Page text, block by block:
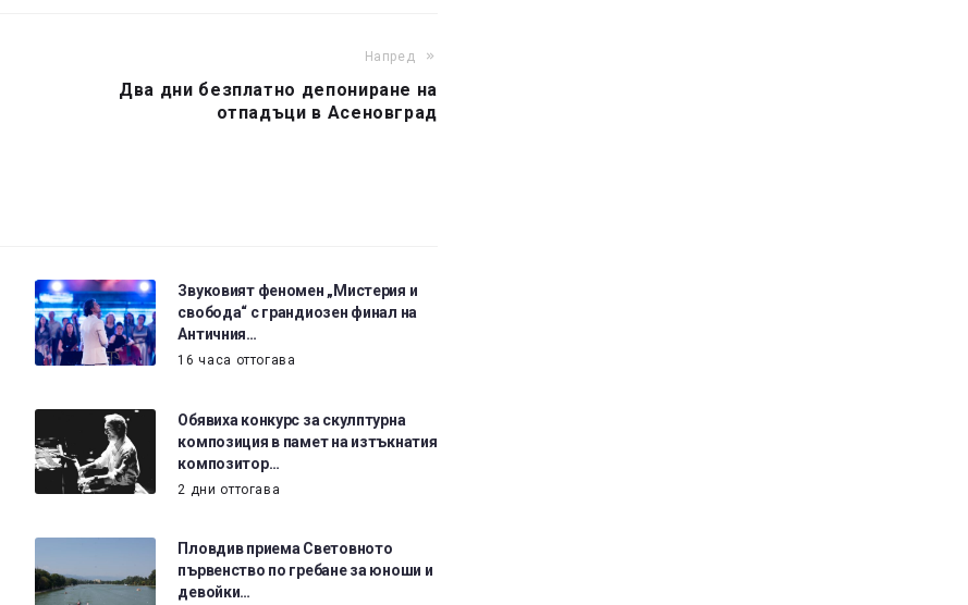
Напред
Два дни безплатно депониране на
отпадъци в Асеновград
Звуковият феномен „Мистерия и
свобода“ с грандиозен финал на
Античния…
16 часа оттогава
Обявиха конкурс за скулптурна
композиция в памет на изтъкнатия
композитор…
2 дни оттогава
Пловдив приема Световното
първенство по гребане за юноши и
девойки…